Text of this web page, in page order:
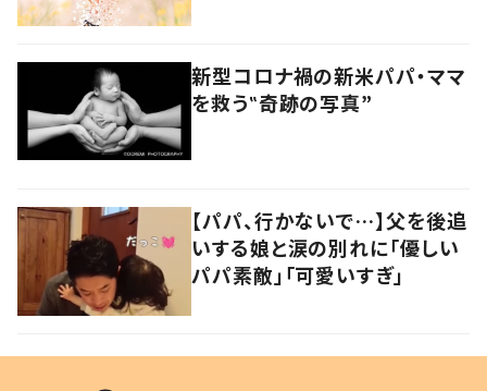
新型コロナ禍の新米パパ・ママ
を救う‟奇跡の写真”
【パパ、行かないで…】父を後追
いする娘と涙の別れに「優しい
パパ素敵」「可愛いすぎ」